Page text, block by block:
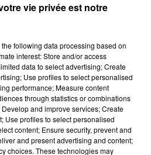
Voir plus
vos places pour le
du Roi Arthur 2026 !
vie privée est notre
the following data processing based on
interest: Store and/or access
data to select advertising; Create
Use profiles to select personalised
performance; Measure content
through statistics or combinations
and improve services; Create
Use profiles to select personalised
content; Ensure security, prevent and
and present advertising and content;
choices. These technologies may